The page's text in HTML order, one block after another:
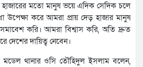
হাজারের মতো মানুষ ভয়ে এদিক সেদিক চলে
উপেক্ষা করে আমরা প্রায় দেড় হাজার মানুষ
করি। আমরা বিশ্বাস করি, অতি দ্রুত
দেশের দায়িত্ব নেবেন।
মডেল থানার ওসি তৌহিদুল ইসলাম বলেন,